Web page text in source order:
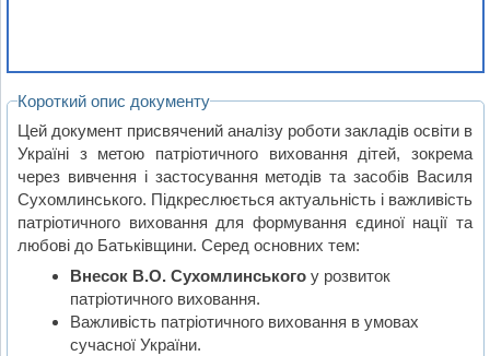
Короткий опис документу
Цей документ присвячений аналізу роботи закладів освіти в
Україні з метою патріотичного виховання дітей, зокрема
через вивчення і застосування методів та засобів Василя
Сухомлинського. Підкреслюється актуальність і важливість
патріотичного виховання для формування єдиної нації та
любові до Батьківщини. Серед основних тем:
Внесок В.О. Сухомлинськогоу розвиток
патріотичного виховання.
Важливість патріотичного виховання в умовах
сучасної України.